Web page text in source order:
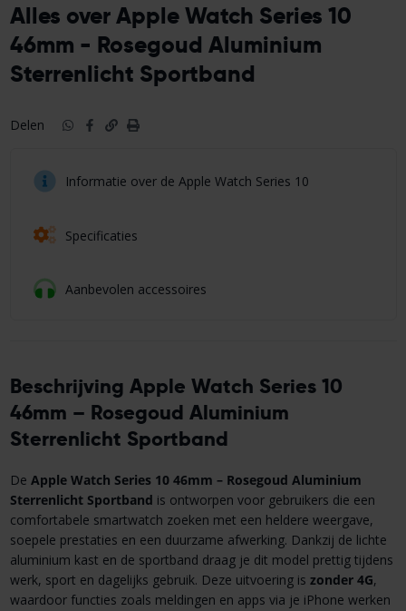
Alles over Apple Watch Series 10
46mm - Rosegoud Aluminium
Sterrenlicht Sportband
Delen
Informatie over de Apple Watch Series 10
Specificaties
Aanbevolen accessoires
Beschrijving Apple Watch Series 10
46mm – Rosegoud Aluminium
Sterrenlicht Sportband
De Apple Watch Series 10 46mm – Rosegoud Aluminium
Sterrenlicht Sportband is ontworpen voor gebruikers die een
comfortabele smartwatch zoeken met een heldere weergave,
soepele prestaties en een duurzame afwerking. Dankzij de lichte
aluminium kast en de sportband draag je dit model prettig tijdens
werk, sport en dagelijks gebruik. Deze uitvoering is zonder 4G,
waardoor functies zoals meldingen en apps via je iPhone werken